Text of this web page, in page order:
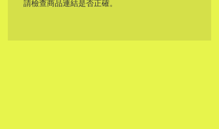
請檢查商品連結是否正確。